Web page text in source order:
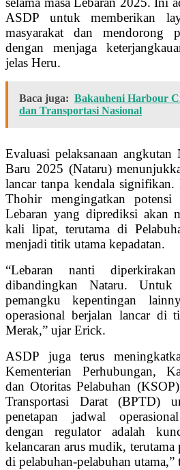
ASDP untuk memberikan
masyarakat dan mendorong
dengan menjaga
jelas Heru.
Baca juga: Bakauheni Harbour
dan Transportasi Nasional
Evaluasi pelaksanaan
Baru 2025 (Nataru)
lancar tanpa kendala
Thohir mengingatkan
Lebaran yang diprediksi akan
kali lipat, terutama di
menjadi titik utama kepadatan.
“Lebaran nanti
dibandingkan Nataru.
pemangku kepentingan
operasional berjalan lancar di
Merak,” ujar Erick.
ASDP juga terus
Kementerian Perhubungan,
dan Otoritas Pelabuhan
Transportasi Darat (BPTD)
penetapan jadwal
dengan regulator adalah
kelancaran arus mudik, terutama
di pelabuhan-pelabuhan utama,”